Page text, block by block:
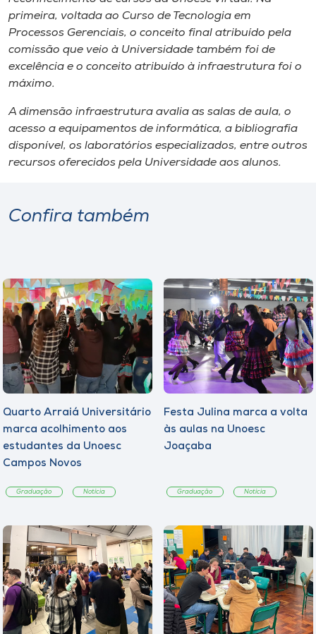
primeira, voltada ao Curso de Tecnologia em
Processos Gerenciais, o conceito final atribuído pela
comissão que veio à Universidade também foi de
excelência e o conceito atribuído à infraestrutura foi o
máximo.
A dimensão infraestrutura avalia as salas de aula, o
acesso a equipamentos de informática, a bibliografia
disponível, os laboratórios especializados, entre outros
recursos oferecidos pela Universidade aos alunos.
Confira também
Quarto Arraiá Universitário
marca acolhimento aos
estudantes da Unoesc
Campos Novos
Graduação Notícia
Festa Julina marca a volta
às aulas na Unoesc
Joaçaba
Graduação Notícia